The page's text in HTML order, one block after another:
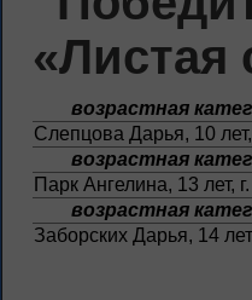
возрастная
Слепцова Дарья, 10
возрастная
Парк Ангелина, 13 лет,
возрастная
Заборских Дарья, 14